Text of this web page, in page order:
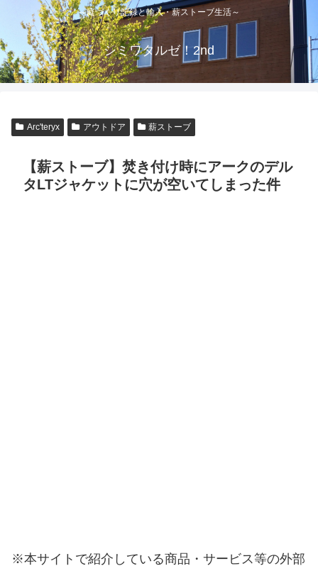
～庭づくり記録と輸入・薪ストーブ生活～
シミワタルゼ！2nd
Arc'teryx アウトドア 薪ストーブ
【薪ストーブ】焚き付け時にアークのデル
タLTジャケットに穴が空いてしまった件
※本サイトで紹介している商品・サービス等の外部